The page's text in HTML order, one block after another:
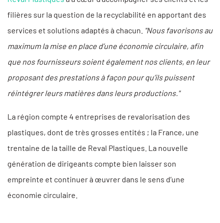
filières sur la question de la recyclabilité en apportant des
services et solutions adaptés à chacun. "Nous favorisons au
maximum la mise en place d’une économie circulaire, afin
que nos fournisseurs soient également nos clients, en leur
proposant des prestations à façon pour qu’ils puissent
réintégrer leurs matières dans leurs productions."
La région compte 4 entreprises de revalorisation des
plastiques, dont de très grosses entités ; la France, une
trentaine de la taille de Reval Plastiques. La nouvelle
génération de dirigeants compte bien laisser son
empreinte et continuer à œuvrer dans le sens d’une
économie circulaire.